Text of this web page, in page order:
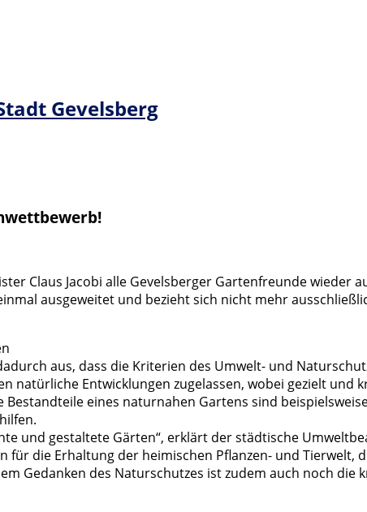
Gevelsberg
Claus Jacobi alle Gevelsberger Gartenfreunde
ausgeweitet und bezieht sich nicht mehr
aus, dass die Kriterien des Umwelt- und
natürliche Entwicklungen zugelassen, wobei gezielt
Bestandteile eines naturnahen Gartens sind
und gestaltete Gärten“, erklärt der städtische
für die Erhaltung der heimischen Pflanzen- und
Gedanken des Naturschutzes ist zudem auch noch